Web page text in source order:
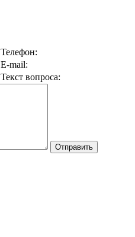
Телефон:
E-mail:
Текст вопроса: